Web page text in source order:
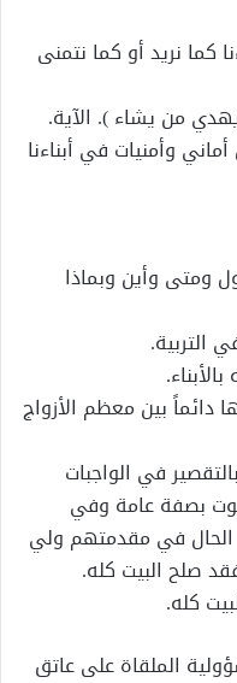
كما نريد أو كما نتمنى
من يشاء ). الآية.
وأمنيات في أبناءنا
ومتى وأين وبماذا
التربية.
بين معظم الأزواج
في الواجبات
بصفة عامة وفي
الحال في مقدمتهم ولي
صلح البيت كله.
كله.
الملقاة على عاتق